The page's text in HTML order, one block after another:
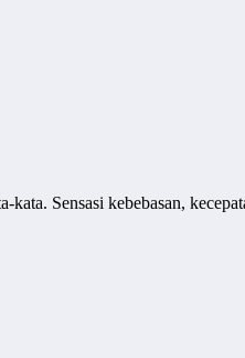
kata. Sensasi kebebasan,